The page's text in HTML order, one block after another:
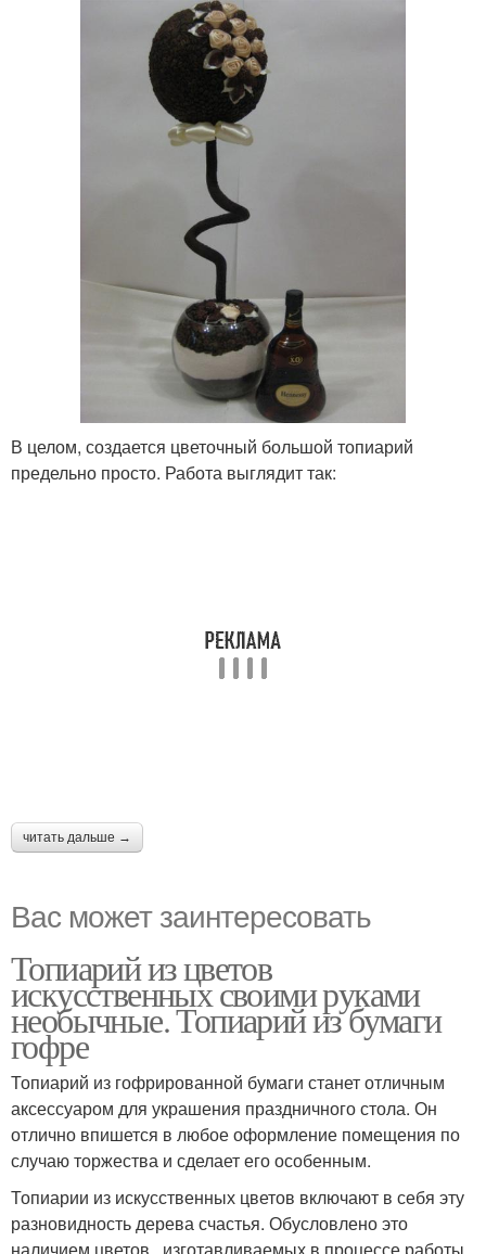
В целом, создается цветочный большой топиарий
предельно просто. Работа выглядит так:
читать дальше →
Вас может заинтересовать
Топиарий из цветов
искусственных своими руками
необычные. Топиарий из бумаги
гофре
Топиарий из гофрированной бумаги станет отличным
аксессуаром для украшения праздничного стола. Он
отлично впишется в любое оформление помещения по
случаю торжества и сделает его особенным.
Топиарии из искусственных цветов включают в себя эту
разновидность дерева счастья. Обусловлено это